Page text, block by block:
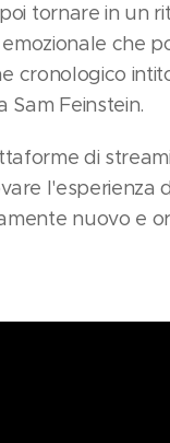
tornare in un
che
cronologico
Feinstein.
di
l'esperienza
nuovo e